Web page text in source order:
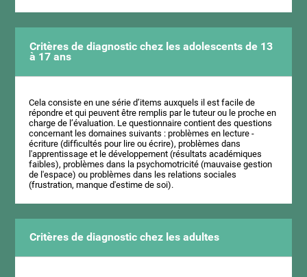
Critères de diagnostic chez les adolescents de 13
à 17 ans
Cela consiste en une série d’items auxquels il est facile de
répondre et qui peuvent être remplis par le tuteur ou le proche en
charge de l’évaluation. Le questionnaire contient des questions
concernant les domaines suivants : problèmes en lecture -
écriture (difficultés pour lire ou écrire), problèmes dans
l'apprentissage et le développement (résultats académiques
faibles), problèmes dans la psychomotricité (mauvaise gestion
de l'espace) ou problèmes dans les relations sociales
(frustration, manque d'estime de soi).
Critères de diagnostic chez les adultes